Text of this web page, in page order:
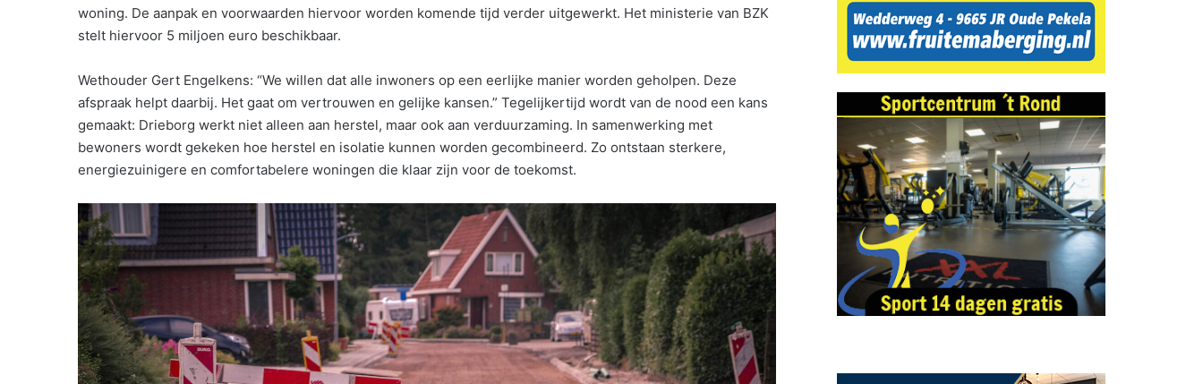
woning. De aanpak en voorwaarden hiervoor worden komende tijd verder uitgewerkt. Het ministerie van BZK
stelt hiervoor 5 miljoen euro beschikbaar.
Wethouder Gert Engelkens: “We willen dat alle inwoners op een eerlijke manier worden geholpen. Deze
afspraak helpt daarbij. Het gaat om vertrouwen en gelijke kansen.” Tegelijkertijd wordt van de nood een kans
gemaakt: Drieborg werkt niet alleen aan herstel, maar ook aan verduurzaming. In samenwerking met
bewoners wordt gekeken hoe herstel en isolatie kunnen worden gecombineerd. Zo ontstaan sterkere,
energiezuinigere en comfortabelere woningen die klaar zijn voor de toekomst.